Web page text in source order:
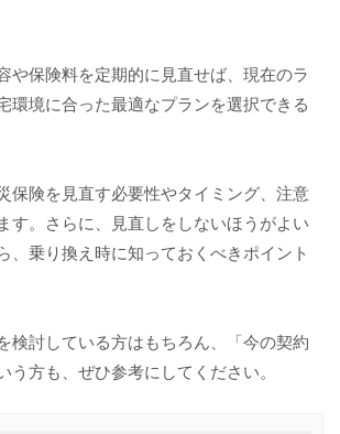
や保険料を定期的に見直せば、現在のラ
環境に合った最適なプランを選択できる
保険を見直す必要性やタイミング、注意
す。さらに、見直しをしないほうがよい
、乗り換え時に知っておくべきポイント
検討している方はもちろん、「今の契約
う方も、ぜひ参考にしてください。